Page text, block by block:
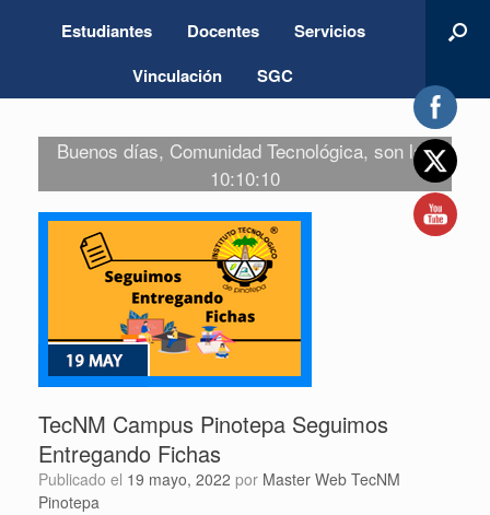
Estudiantes
Docentes
Servicios
Vinculación
SGC
Buenos días, Comunidad Tecnológica, son las
10:10:10
TecNM Campus Pinotepa Seguimos
Entregando Fichas
Publicado el 19 mayo, 2022 por Master Web TecNM
Pinotepa